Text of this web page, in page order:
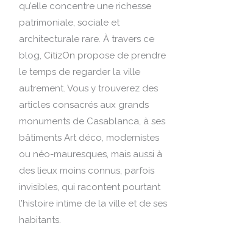
qu’elle concentre une richesse
patrimoniale, sociale et
architecturale rare. À travers ce
blog, CitizOn propose de prendre
le temps de regarder la ville
autrement. Vous y trouverez des
articles consacrés aux grands
monuments de Casablanca, à ses
bâtiments Art déco, modernistes
ou néo-mauresques, mais aussi à
des lieux moins connus, parfois
invisibles, qui racontent pourtant
l’histoire intime de la ville et de ses
habitants.